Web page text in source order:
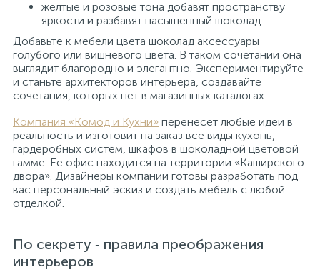
желтые и розовые тона добавят пространству
яркости и разбавят насыщенный шоколад.
Добавьте к мебели цвета шоколад аксессуары
голубого или вишневого цвета. В таком сочетании она
выглядит благородно и элегантно. Экспериментируйте
и станьте архитекторов интерьера, создавайте
сочетания, которых нет в магазинных каталогах.
Компания «Комод и Кухни» перенесет любые идеи в
реальность и изготовит на заказ все виды кухонь,
гардеробных систем, шкафов в шоколадной цветовой
гамме. Ее офис находится на территории «Каширского
двора». Дизайнеры компании готовы разработать под
вас персональный эскиз и создать мебель с любой
отделкой.
По секрету ‑ правила преображения
интерьеров